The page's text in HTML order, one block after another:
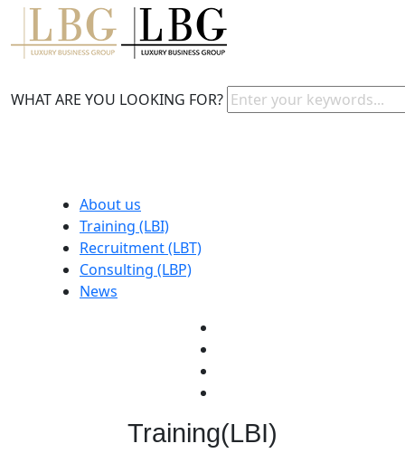
WHAT ARE YOU LOOKING FOR?
About us
Training (LBI)
Recruitment (LBT)
Consulting (LBP)
News
Training(LBI)